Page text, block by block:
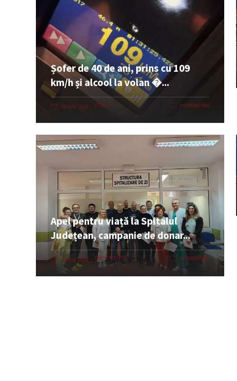
Șofer de 40 de ani, prins cu 109
km/h și alcool la volan �...
06 AUG. 2026 ȘTIRI 0 COMENTARII
Apel pentru viață la Spitalul
Județean, campanie de donar...
06 AUG. 2026 EVENIMENTE 0 COMENTARII